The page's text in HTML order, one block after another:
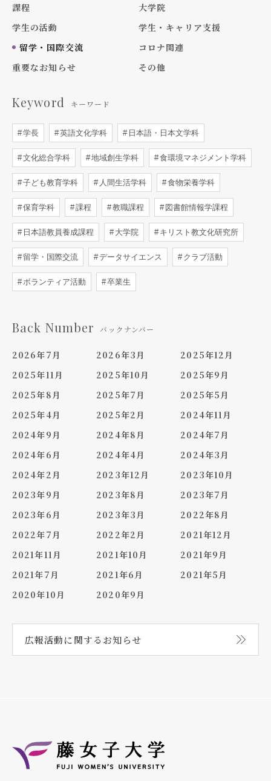
課程
大学院
学生の活動
学生・キャリア支援
留学・国際交流
コロナ関連
重要なお知らせ
その他
Keyword キーワード
学長 英語文化学科 日本語・日本文学科
文化総合学科 地域創生学科 食環境マネジメント学科
子ども教育学科 人間生活学科 食物栄養学科
保育学科 課程 教職課程 図書館情報学課程
日本語教員養成課程 大学院 キリスト教文化研究所
留学・国際交流 データサイエンス クラブ活動
ボランティア活動 卒業生
Back Number バックナンバー
2026年7月 2026年3月
2025年12月
2025年11月
2025年10月
2025年9月
2025年8月
2025年7月
2025年5月
2025年4月
2025年2月
2024年11月
2024年9月
2024年8月
2024年7月
2024年6月
2024年4月
2024年3月
2024年2月
2023年12月
2023年10月
2023年9月
2023年8月
2023年7月
2023年6月
2023年3月
2022年8月
2022年7月
2022年2月
2021年12月
2021年11月
2021年10月
2021年9月
2021年7月
2021年6月
2021年5月
2020年10月
2020年9月
広報活動に関する お知らせ